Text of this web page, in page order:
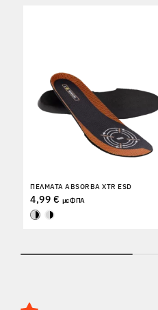
ΠΈΛΜΑΤΑ ABSORBA XTR ESD
4,99 € με ΦΠΑ